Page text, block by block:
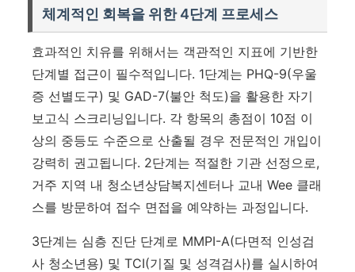
체계적인 회복을 위한 4단계 프로세스
효과적인 치유를 위해서는 객관적인 지표에 기반한
단계별 접근이 필수적입니다. 1단계는 PHQ-9(우울
증 선별도구) 및 GAD-7(불안 척도)을 활용한 자기
보고식 스크리닝입니다. 각 항목의 총점이 10점 이
상의 중등도 수준으로 산출될 경우 전문적인 개입이
강력히 권고됩니다. 2단계는 적절한 기관 선정으로,
거주 지역 내 청소년상담복지센터나 교내 Wee 클래
스를 방문하여 접수 면접을 예약하는 과정입니다.
3단계는 심층 진단 단계로 MMPI-A(다면적 인성검
사 청소년용) 및 TCI(기질 및 성격검사)를 실시하여